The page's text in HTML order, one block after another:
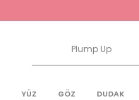
YÜZ GÖZ DUDAK